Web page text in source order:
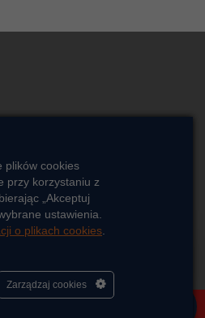
plików cookies
przy korzystaniu z
„Akceptuj
ustawienia.
o plikach cookies
Zarządzaj cookies